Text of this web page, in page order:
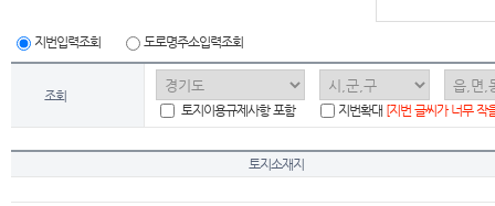
지번입력조회 도로명주소입력조회
조회
토지이용규제사항 포함
지번확대 [지번 글씨가 너무 작
토지소재지